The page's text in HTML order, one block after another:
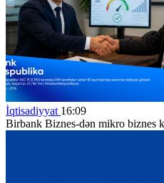
İqtisadiyyat 16:09
Birbank Biznes-dən mikro biznes